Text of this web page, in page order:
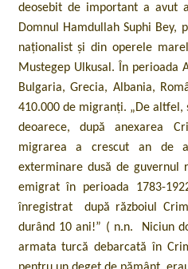
deosebit de important a avut
Domnul Hamdullah Suphi Bey,
naționalist și din operele
Mustegep Ulkusal. În perioada
Bulgaria, Grecia, Albania,
410.000 de migranți. „De
deoarece, după anexarea
migrarea a crescut an de
exterminare dusă de
emigrat în perioada 1783-
înregistrat după războiul
durând 10 ani!” ( n.n. Niciun
armata turcă debarcată în